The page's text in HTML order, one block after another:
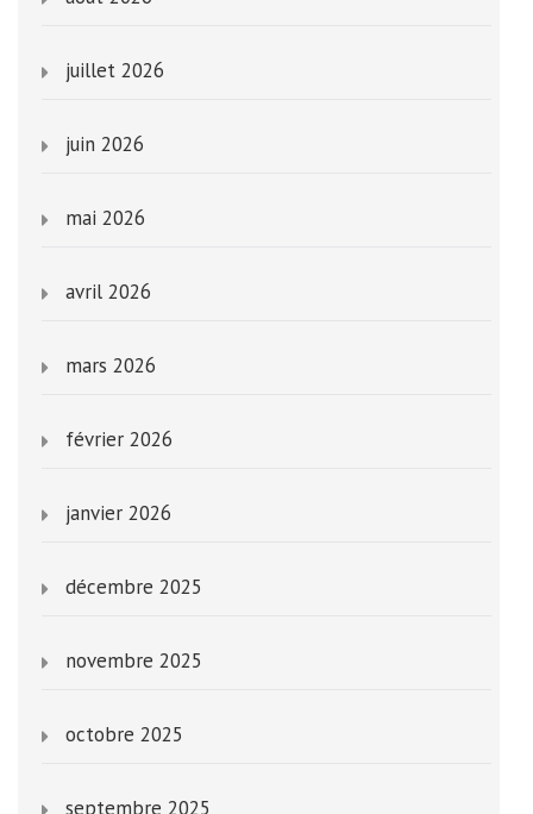
juillet 2026
juin 2026
mai 2026
avril 2026
mars 2026
février 2026
janvier 2026
décembre 2025
novembre 2025
octobre 2025
septembre 2025